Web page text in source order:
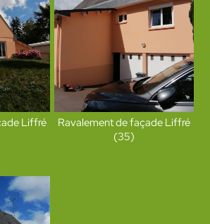
Liffré
Ravalement de façade Liffré
(35)